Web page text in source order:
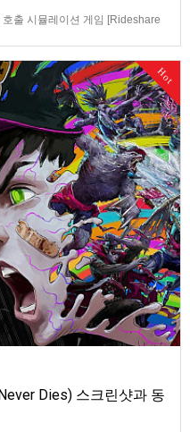
출 시뮬레이션 게임 [Rideshare
"Stimulat…
Hot
Dies) 스크린샷과 동